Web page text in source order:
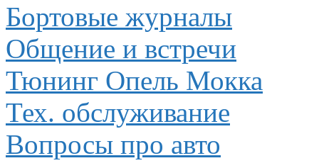
Бортовые журналы
Общение и встречи
Тюнинг Опель Мокка
Тех. обслуживание
Вопросы про авто